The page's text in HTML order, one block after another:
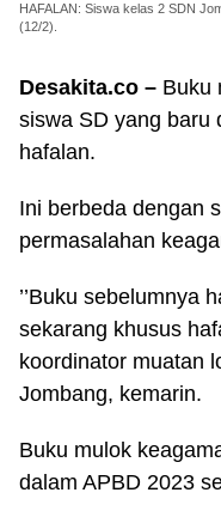
HAFALAN: Siswa kelas 2 SDN
(12/2).
Desakita.co – Buku
siswa SD yang baru
hafalan.
Ini berbeda dengan
permasalahan
’’Buku sebelumnya
sekarang khusus
koordinator muatan
Jombang, kemarin.
Buku mulok
dalam APBD 2023